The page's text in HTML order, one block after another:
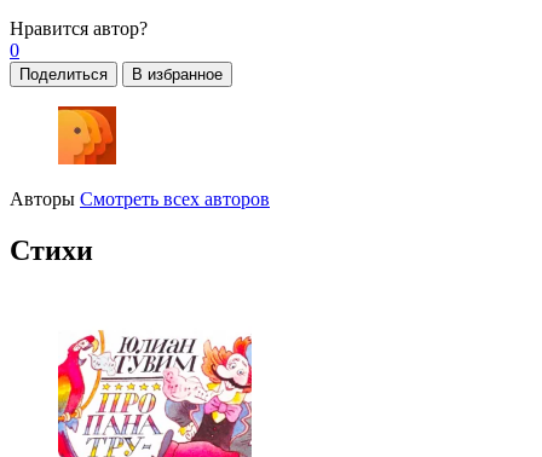
Нравится автор?
0
Поделиться В избранное
Авторы Смотреть всех авторов
Стихи